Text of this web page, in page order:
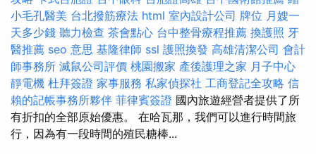
小毛孔醫美 台北撥筋療法 html 室內設計公司 牌位 月嫂一
天多少錢 聽力檢查 茶會點心 台中整骨療程推薦 換護照 牙
醫推薦 seo 意思 基隆律師 ssl 護照換發 高雄清潔公司 會計
師事務所 滅鼠公司評價 桃園搬家 產後護理之家 月子中心
靜電機 杜拜簽證 家事服務 私家偵探社 工商登記全攻略 信
賴的記帳事務所夥伴 菲律賓簽證 國內旅遊經營者提供了所
有折扣的全部原始優惠。 在哈瓦那，我們可以進行時間旅
行，因為有一段時間的殖民糖棒...